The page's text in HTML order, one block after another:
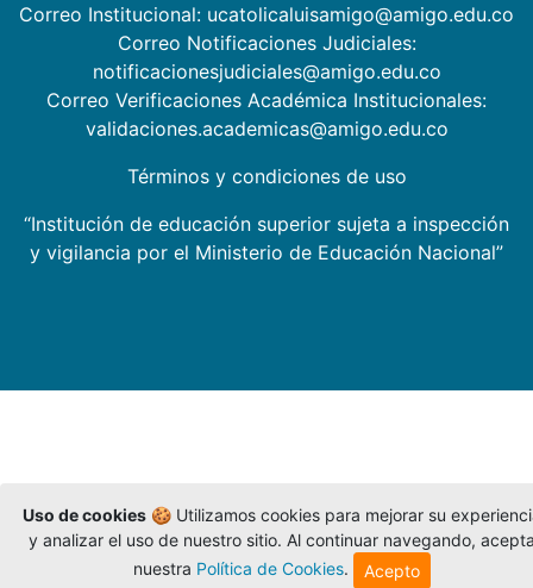
Correo Institucional: ucatolicaluisamigo@amigo.edu.co
Correo Notificaciones Judiciales:
notificacionesjudiciales@amigo.edu.co
Correo Verificaciones Académica Institucionales:
validaciones.academicas@amigo.edu.co
Términos y condiciones de uso
“Institución de educación superior sujeta a inspección
y vigilancia por el Ministerio de Educación Nacional”
Uso de cookies 🍪 Utilizamos cookies para mejorar su
y analizar el uso de nuestro sitio. Al continuar navegando,
nuestra Política de Cookies. Acepto